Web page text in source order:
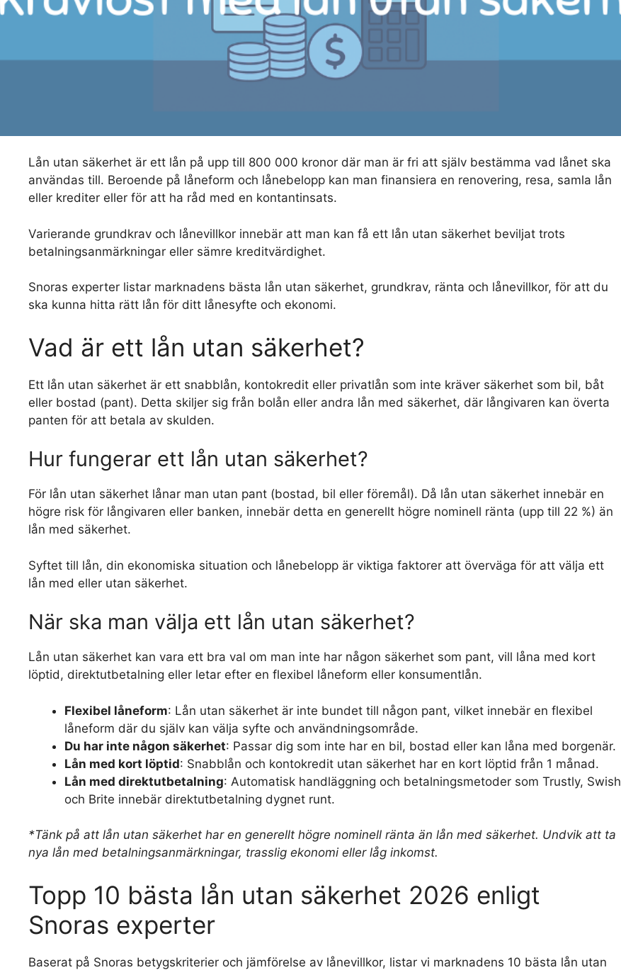
Lån utan säkerhet är ett lån på upp till 800 000 kronor där man är fri att själv bestämma vad lånet ska
användas till. Beroende på låneform och lånebelopp kan man finansiera en renovering, resa, samla lån
eller krediter eller för att ha råd med en kontantinsats.
Varierande grundkrav och lånevillkor innebär att man kan få ett lån utan säkerhet beviljat trots
betalningsanmärkningar eller sämre kreditvärdighet.
Snoras experter listar marknadens bästa lån utan säkerhet, grundkrav, ränta och lånevillkor, för att du
ska kunna hitta rätt lån för ditt lånesyfte och ekonomi.
Vad är ett lån utan säkerhet?
Ett lån utan säkerhet är ett snabblån, kontokredit eller privatlån som inte kräver säkerhet som bil, båt
eller bostad (pant). Detta skiljer sig från bolån eller andra lån med säkerhet, där långivaren kan överta
panten för att betala av skulden.
Hur fungerar ett lån utan säkerhet?
För lån utan säkerhet lånar man utan pant (bostad, bil eller föremål). Då lån utan säkerhet innebär en
högre risk för långivaren eller banken, innebär detta en generellt högre nominell ränta (upp till 22 %) än
lån med säkerhet.
Syftet till lån, din ekonomiska situation och lånebelopp är viktiga faktorer att överväga för att välja ett
lån med eller utan säkerhet.
När ska man välja ett lån utan säkerhet?
Lån utan säkerhet kan vara ett bra val om man inte har någon säkerhet som pant, vill låna med kort
löptid, direktutbetalning eller letar efter en flexibel låneform eller konsumentlån.
Flexibel låneform: Lån utan säkerhet är inte bundet till någon pant, vilket innebär en flexibel
låneform där du själv kan välja syfte och användningsområde.
Du har inte någon säkerhet: Passar dig som inte har en bil, bostad eller kan låna med borgenär.
Lån med kort löptid: Snabblån och kontokredit utan säkerhet har en kort löptid från 1 månad.
Lån med direktutbetalning: Automatisk handläggning och betalningsmetoder som Trustly, Swish
och Brite innebär direktutbetalning dygnet runt.
*Tänk på att lån utan säkerhet har en generellt högre nominell ränta än lån med säkerhet. Undvik att ta
nya lån med betalningsanmärkningar, trasslig ekonomi eller låg inkomst.
Topp 10 bästa lån utan säkerhet 2026 enligt
Snoras experter
Baserat på Snoras betygskriterier och jämförelse av lånevillkor, listar vi marknadens 10 bästa lån utan